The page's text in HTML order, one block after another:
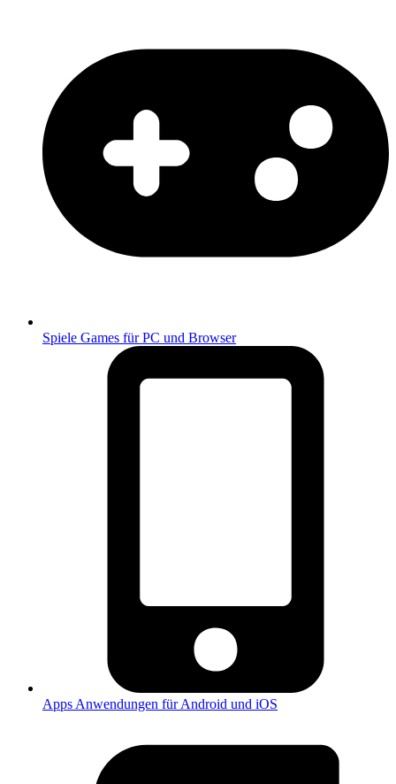
Spiele Games für PC und Browser
Apps Anwendungen für Android und iOS